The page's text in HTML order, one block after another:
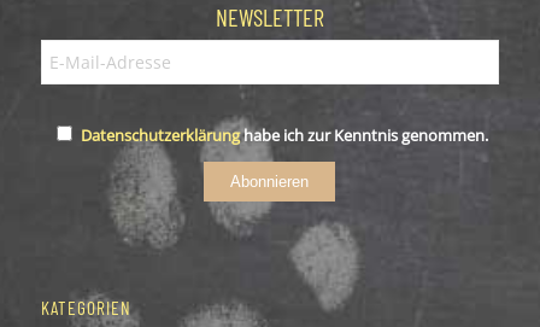
NEWSLETTER
Datenschutzerklärunghabe ich zur Kenntnis genommen.
Abonnieren
KATEGORIEN